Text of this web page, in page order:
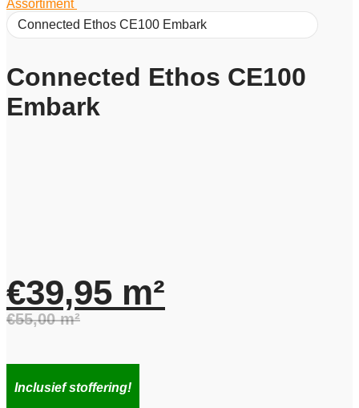
Assortiment
Connected Ethos CE100 Embark
Connected Ethos CE100
Embark
€55,00 m²
prijs
€39,95 m²
prijs
Inclusief stoffering!